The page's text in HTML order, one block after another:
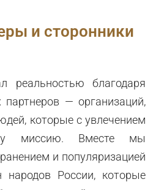
и сторонники
реальностью благодаря
— организаций,
которые с увлечением
миссию. Вместе мы
и популяризацией
народов России, которые